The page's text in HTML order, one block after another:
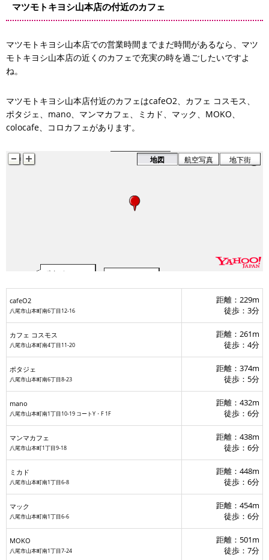
マツモトキヨシ山本店の付近のカフェ
マツモトキヨシ山本店での営業時間までまだ時間があるなら、マツ
モトキヨシ山本店の近くのカフェで充実の時を過ごしたいですよ
ね。
マツモトキヨシ山本店付近のカフェはcafeO2、カフェ コスモス、
ポタジェ、mano、マンマカフェ、ミカド、マック、MOKO、
colocafe、コロカフェがあります。
ポタジェ
mano
ミカド
マック
MOKO
地図 航空写真 地下街
cafeO2
八尾市山本町南6丁目12-16
距離：229m
徒歩：3分
カフェ コスモス
八尾市山本町南4丁目11-20
距離：261m
徒歩：4分
ポタジェ
八尾市山本町南6丁目8-23
距離：374m
徒歩：5分
mano
八尾市山本町南1丁目10-19 コートY・F 1F
距離：432m
徒歩：6分
マンマカフェ
八尾市山本町1丁目9-18
距離：438m
徒歩：6分
ミカド
八尾市山本町南1丁目6-8
距離：448m
徒歩：6分
マック
八尾市山本町南1丁目6-6
距離：454m
徒歩：6分
MOKO
八尾市山本町南1丁目7-24
距離：501m
徒歩：7分